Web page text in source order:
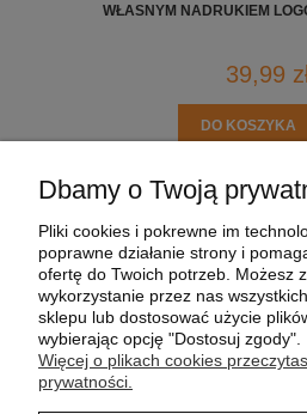
WŁASNYM NADRUKIEM
39,99
DO KOSZYKA
MOJE
PŁATNOŚCI I
Dbamy o Twoją
Pliki cookies i pokrewne im
poprawne działanie strony i
ofertę do Twoich potrzeb. Możesz
wykorzystanie przez nas
sklepu lub dostosować użycie
wybierając opcję "Dostosuj zgody".
Więcej o plikach cookies
prywatności.